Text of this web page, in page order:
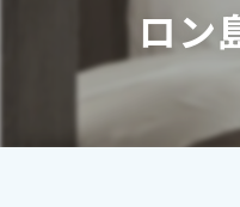
ロシア
モルデ
ロン